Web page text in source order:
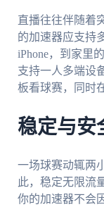
直播往往伴随着
的加速器应支持
iPhone，到家里
支持一人多端设
板看球赛，同时
稳定与安
一场球赛动辄两
此，稳定无限流
你的加速器不会